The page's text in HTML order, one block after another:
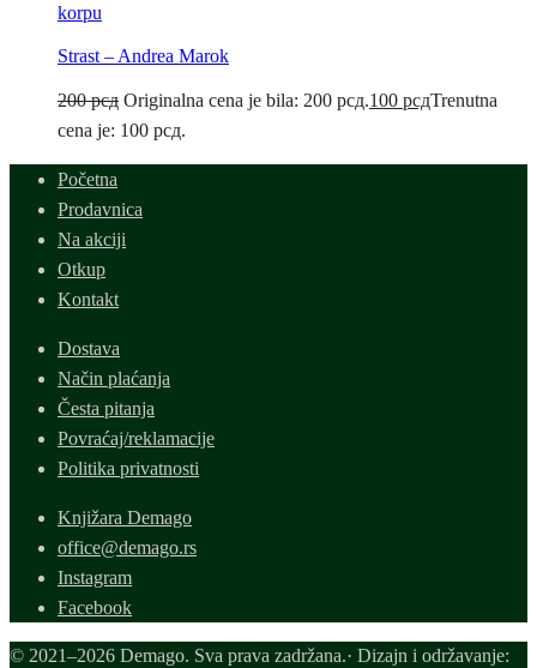
korpu
Strast – Andrea Marok
200рсд Originalna cena je bila: 200 рсд.100 рсдTrenutna
cena je: 100 рсд.
Početna
Prodavnica
Na akciji
Otkup
Kontakt
Dostava
Način plaćanja
Česta pitanja
Povraćaj/reklamacije
Politika privatnosti
Knjižara Demago
office@demago.rs
Instagram
Facebook
© 2021–2026 Demago. Sva prava zadržana.· Dizajn i održavanje: